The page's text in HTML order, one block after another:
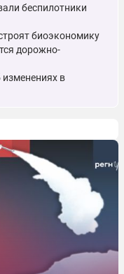
беспилотники
биоэкономику
дорожно-
в